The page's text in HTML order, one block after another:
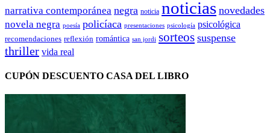
narrativa contemporánea negra noticia noticias novedades
novela negra poesía policíaca presentaciones psicología psicológica
recomendaciones reflexión romántica san jordi sorteos suspense
thriller vida real
CUPÓN DESCUENTO CASA DEL LIBRO